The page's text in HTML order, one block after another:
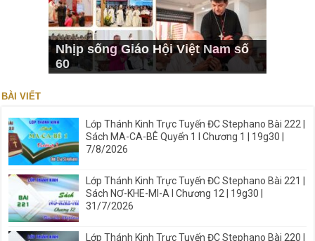
Nhịp sống Giáo Hội Việt Nam số
60
BÀI VIẾT
Lớp Thánh Kinh Trực Tuyến ĐC Stephano Bài 222 |
Sách MA-CA-BÊ Quyển 1 I Chương 1 | 19g30 |
7/8/2026
Lớp Thánh Kinh Trực Tuyến ĐC Stephano Bài 221 |
Sách NƠ-KHE-MI-A I Chương 12 | 19g30 |
31/7/2026
Lớp Thánh Kinh Trực Tuyến ĐC Stephano Bài 220 |